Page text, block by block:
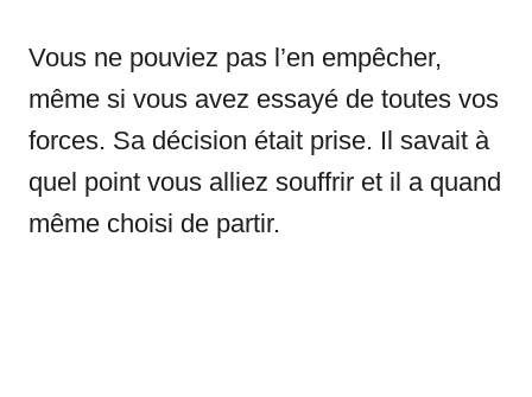
Vous ne pouviez pas l’en empêcher,
même si vous avez essayé de toutes vos
forces. Sa décision était prise. Il savait à
quel point vous alliez souffrir et il a quand
même choisi de partir.